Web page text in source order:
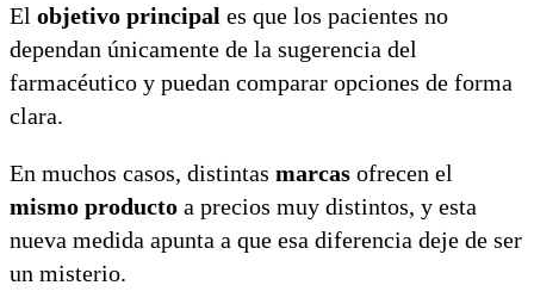
El objetivo principal es que los pacientes no
dependan únicamente de la sugerencia del
farmacéutico y puedan comparar opciones de forma
clara.
En muchos casos, distintas marcas ofrecen el
mismo producto a precios muy distintos, y esta
nueva medida apunta a que esa diferencia deje de ser
un misterio.